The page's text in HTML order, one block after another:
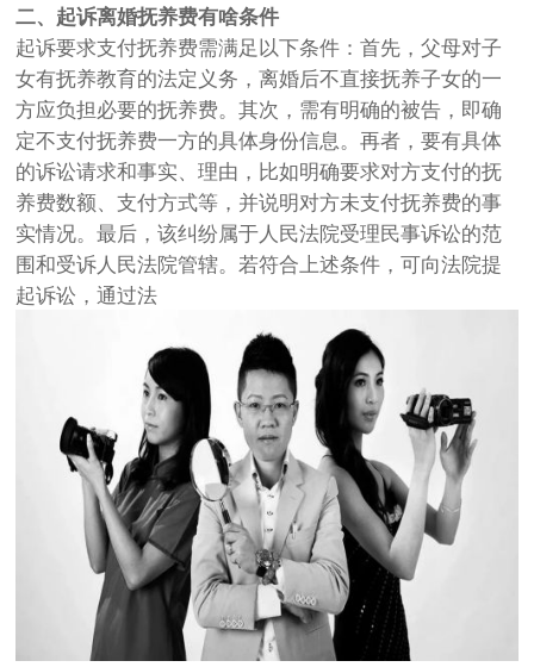
二、起诉离婚抚养费有啥条件
起诉要求支付抚养费需满足以下条件：首先，父母对子
女有抚养教育的法定义务，离婚后不直接抚养子女的一
方应负担必要的抚养费。其次，需有明确的被告，即确
定不支付抚养费一方的具体身份信息。再者，要有具体
的诉讼请求和事实、理由，比如明确要求对方支付的抚
养费数额、支付方式等，并说明对方未支付抚养费的事
实情况。最后，该纠纷属于人民法院受理民事诉讼的范
围和受诉人民法院管辖。若符合上述条件，可向法院提
起诉讼，通过法